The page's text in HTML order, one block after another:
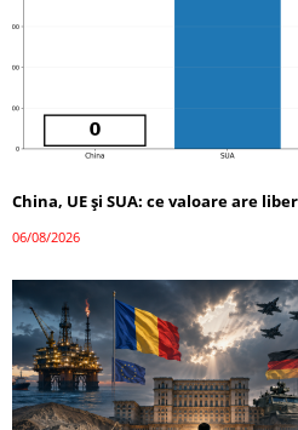
China, UE și SUA: ce valoare are
06/08/2026